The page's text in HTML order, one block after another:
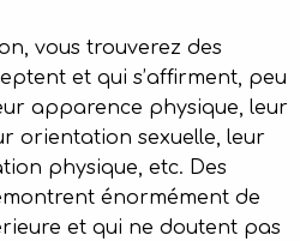
vous trouverez des
et qui s’affirment, peu
apparence physique, leur
orientation sexuelle, leur
physique, etc. Des
énormément de
et qui ne doutent pas